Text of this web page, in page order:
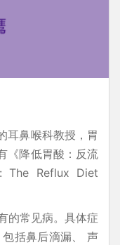
耳鼻喉科教授，胃
《降低胃酸：反流
Reflux Diet
的常见病。具体症
括鼻后滴漏、 声